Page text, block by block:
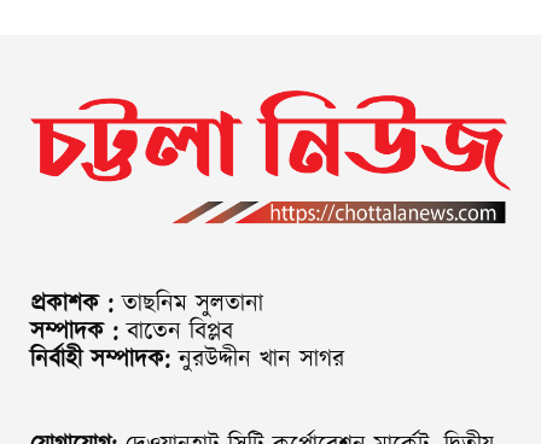
প্রকাশক : তাছনিম সুলতানা
সম্পাদক : বাতেন বিপ্লব
নির্বাহী সম্পাদক: নুরউদ্দীন খান সাগর